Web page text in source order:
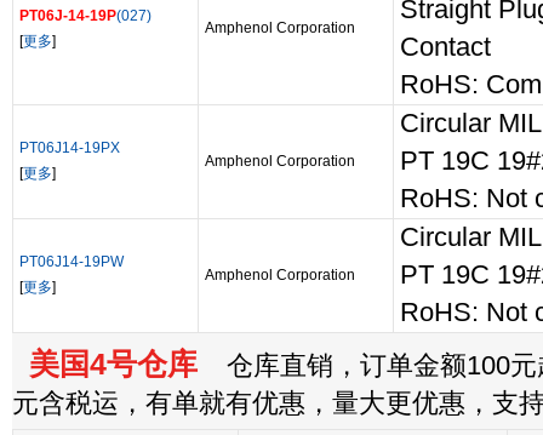
PT06J-14-19P(027)
[更多]
Amphenol Corporation
Straight
Contact
RoHS:
PT06J14-19PX
[更多]
Amphenol Corporation
Circular
PT 19C
RoHS: Not
PT06J14-19PW
[更多]
Amphenol Corporation
Circular
PT 19C
RoHS: Not
美国4号仓库 仓库直销，订单金额100元
元含税运，有单就有优惠，量大更优惠，支